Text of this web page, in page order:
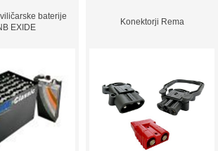
baterije
EXIDE
Konektorji Rema